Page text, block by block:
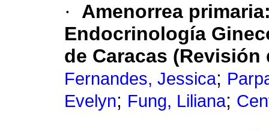
· Amenorrea primaria
Endocrinología
de Caracas
Fernandes, Jessica;
Evelyn; Fung, Liliana;